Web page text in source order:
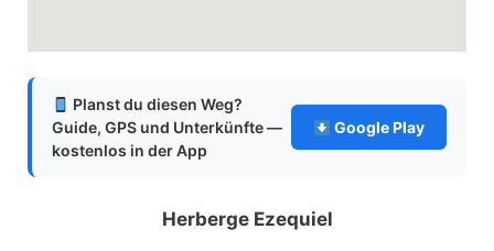
Planst du diesen Weg?
Guide, GPS und Unterkünfte —
kostenlos in der App
Google Play
Herberge Ezequiel